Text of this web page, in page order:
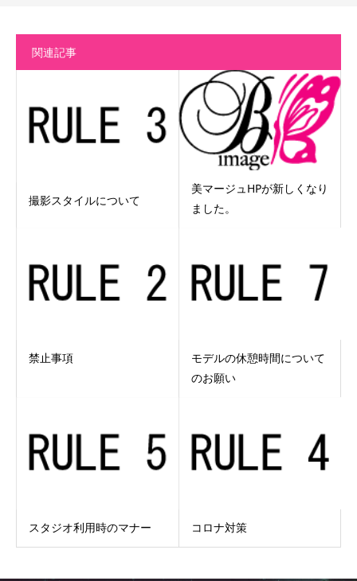
関連記事
撮影スタイルについて
美マージュHPが新しくなり
ました。
禁止事項
モデルの休憩時間について
のお願い
スタジオ利用時のマナー コロナ対策